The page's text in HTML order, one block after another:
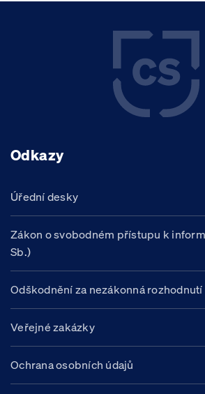
Odkazy
Úřední desky
Zákon o svobodném přístupu k
Sb.)
Odškodnění za nezákonná rozhodnutí
Veřejné zakázky
Ochrana osobních údajů